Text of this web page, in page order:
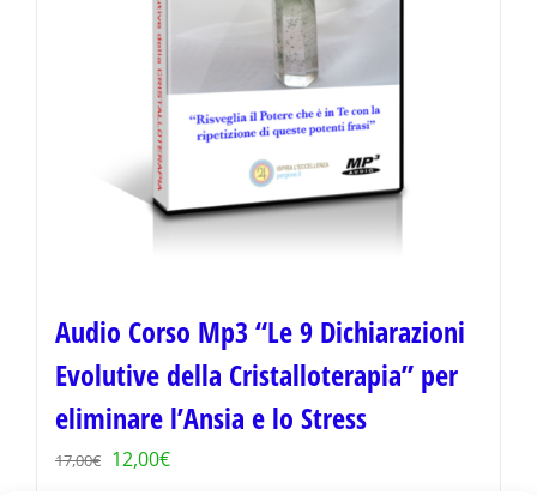
Audio Corso Mp3 “Le 9 Dichiarazioni
Evolutive della Cristalloterapia” per
eliminare l’Ansia e lo Stress
17,00€ Il
12,00€Il